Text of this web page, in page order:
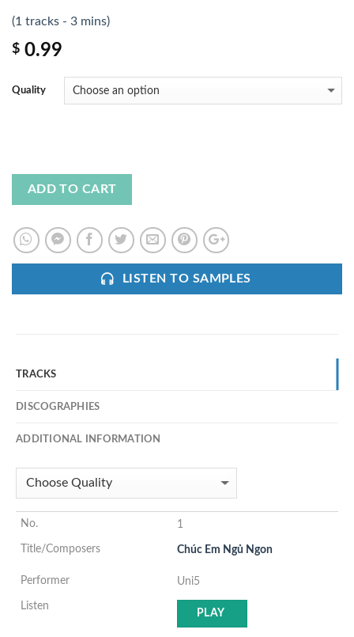
(1 tracks - 3 mins)
$ 0.99
Quality
ADD TO CART
LISTEN TO SAMPLES
TRACKS
DISCOGRAPHIES
ADDITIONAL INFORMATION
1
Chúc Em Ngủ Ngon
Uni5
PLAY